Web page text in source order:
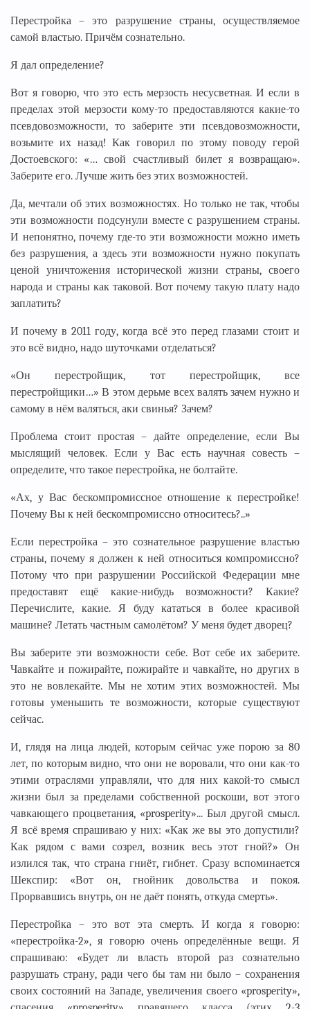
Перестройка – это разрушение страны, осуществляемое
самой властью. Причём сознательно.
Я дал определение?
Вот я говорю, что это есть мерзость несусветная. И если в
пределах этой мерзости кому-то предоставляются какие-то
псевдовозможности, то заберите эти псевдовозможности,
возьмите их назад! Как говорил по этому поводу герой
Достоевского: «… свой счастливый билет я возвращаю».
Заберите его. Лучше жить без этих возможностей.
Да, мечтали об этих возможностях. Но только не так, чтобы
эти возможности подсунули вместе с разрушением страны.
И непонятно, почему где-то эти возможности можно иметь
без разрушения, а здесь эти возможности нужно покупать
ценой уничтожения исторической жизни страны, своего
народа и страны как таковой. Вот почему такую плату надо
заплатить?
И почему в 2011 году, когда всё это перед глазами стоит и
это всё видно, надо шуточками отделаться?
«Он перестройщик, тот перестройщик, все
перестройщики…» В этом дерьме всех валять зачем нужно и
самому в нём валяться, аки свинья? Зачем?
Проблема стоит простая – дайте определение, если Вы
мыслящий человек. Если у Вас есть научная совесть –
определите, что такое перестройка, не болтайте.
«Ах, у Вас бескомпромиссное отношение к перестройке!
Почему Вы к ней бескомпромиссно относитесь?..»
Если перестройка – это сознательное разрушение властью
страны, почему я должен к ней относиться компромиссно?
Потому что при разрушении Российской Федерации мне
предоставят ещё какие-нибудь возможности? Какие?
Перечислите, какие. Я буду кататься в более красивой
машине? Летать частным самолётом? У меня будет дворец?
Вы заберите эти возможности себе. Вот себе их заберите.
Чавкайте и пожирайте, пожирайте и чавкайте, но других в
это не вовлекайте. Мы не хотим этих возможностей. Мы
готовы уменьшить те возможности, которые существуют
сейчас.
И, глядя на лица людей, которым сейчас уже порою за 80
лет, по которым видно, что они не воровали, что они как-то
этими отраслями управляли, что для них какой-то смысл
жизни был за пределами собственной роскоши, вот этого
чавкающего процветания, «prosperity»... Был другой смысл.
Я всё время спрашиваю у них: «Как же вы это допустили?
Как рядом с вами созрел, возник весь этот гной?» Он
излился так, что страна гниёт, гибнет. Сразу вспоминается
Шекспир: «Вот он, гнойник довольства и покоя.
Прорвавшись внутрь, он не даёт понять, откуда смерть».
Перестройка – это вот эта смерть. И когда я говорю:
«перестройка-2», я говорю очень определённые вещи. Я
спрашиваю: «Будет ли власть второй раз сознательно
разрушать страну, ради чего бы там ни было – сохранения
своих состояний на Западе, увеличения своего «prosperity»,